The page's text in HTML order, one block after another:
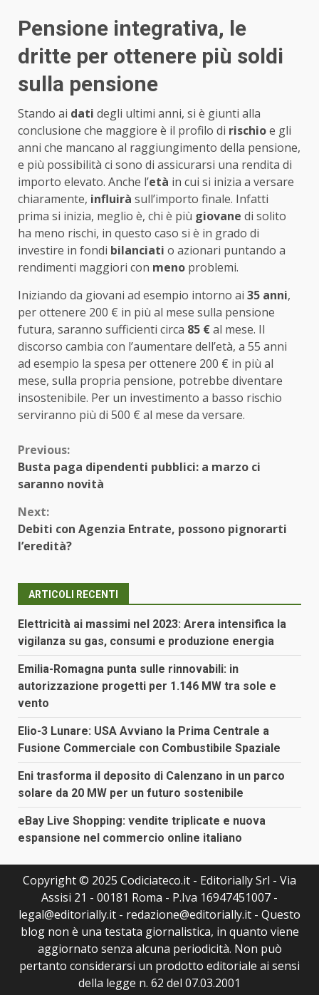
Pensione integrativa, le
dritte per ottenere più soldi
sulla pensione
Stando ai dati degli ultimi anni, si è giunti alla
conclusione che maggiore è il profilo di rischioe gli
anni che mancano al raggiungimento della pensione,
e più possibilità ci sono di assicurarsi una rendita di
importo elevato. Anche l’età in cui si inizia a versare
chiaramente, influirà sull’importo finale. Infatti
prima si inizia, meglio è, chi è più giovane di solito
ha meno rischi, in questo caso si è in grado di
investire in fondi bilanciati o azionari puntando a
rendimenti maggiori con meno problemi.
Iniziando da giovani ad esempio intorno ai 35 anni,
per ottenere 200 € in più al mese sulla pensione
futura, saranno sufficienti circa 85 €al mese. Il
discorso cambia con l’aumentare dell’età, a 55 anni
ad esempio la spesa per ottenere 200 € in più al
mese, sulla propria pensione, potrebbe diventare
insostenibile. Per un investimento a basso rischio
serviranno più di 500 € al mese da versare.
Continue
Reading
Previous:
Busta paga dipendenti pubblici: a marzo ci
saranno novità
Next:
Debiti con Agenzia Entrate, possono pignorarti
l’eredità?
ARTICOLI RECENTI
Elettricità ai massimi nel 2023: Arera intensifica la
vigilanza su gas, consumi e produzione energia
Emilia-Romagna punta sulle rinnovabili: in
autorizzazione progetti per 1.146 MW tra sole e
vento
Elio-3 Lunare: USA Avviano la Prima Centrale a
Fusione Commerciale con Combustibile Spaziale
Eni trasforma il deposito di Calenzano in un parco
solare da 20 MW per un futuro sostenibile
eBay Live Shopping: vendite triplicate e nuova
espansione nel commercio online italiano
Copyright © 2025 Codiciateco.it - Editorially Srl - Via
Assisi 21 - 00181 Roma - P.Iva 16947451007 -
legal@editorially.it - redazione@editorially.it - Questo
blog non è una testata giornalistica, in quanto viene
aggiornato senza alcuna periodicità. Non può
pertanto considerarsi un prodotto editoriale ai sensi
della legge n. 62 del 07.03.2001